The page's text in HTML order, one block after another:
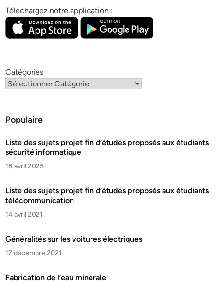
Téléchargez notre application :
Catégories
Populaire
Liste des sujets projet fin d’études proposés aux étudiants
sécurité informatique
18 avril 2025
Liste des sujets projet fin d’études proposés aux étudiants
télécommunication
14 avril 2021
Généralités sur les voitures électriques
17 décembre 2021
Fabrication de l’eau minérale